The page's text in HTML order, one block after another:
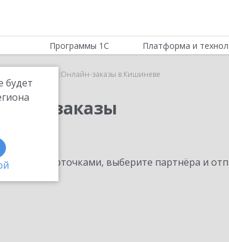
будет
Программы 1С Платформа и
1С:Онлайн-заказы в Кишиневе
заказы
карточками, выберите партнёра и